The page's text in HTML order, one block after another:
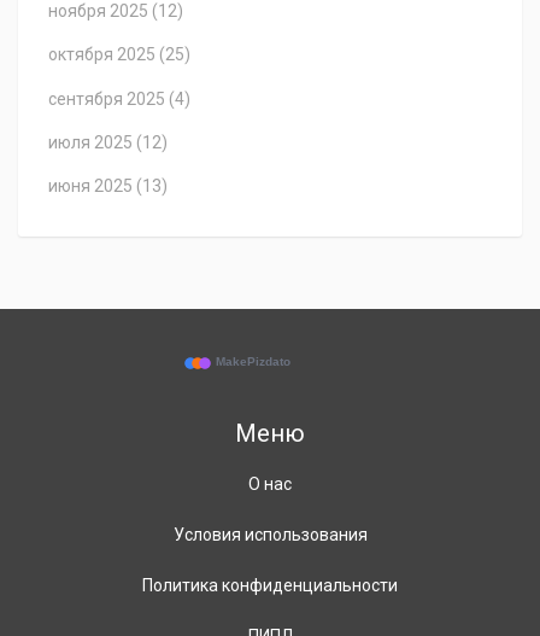
ноября 2025 (12)
октября 2025 (25)
сентября 2025 (4)
июля 2025 (12)
июня 2025 (13)
Меню
О нас
Условия использования
Политика конфиденциальности